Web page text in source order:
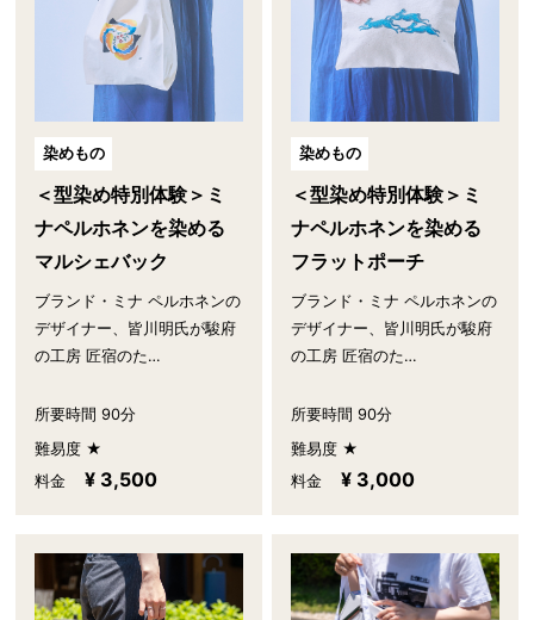
染めもの
＜型染め特別体験＞ミ
ナペルホネンを染める
マルシェバック
ブランド・ミナ ペルホネンの
デザイナー、皆川明氏が駿府
の工房 匠宿のた…
所要時間 90分
難易度 ★
料金
¥ 3,500
染めもの
＜型染め特別体験＞ミ
ナペルホネンを染める
フラットポーチ
ブランド・ミナ ペルホネンの
デザイナー、皆川明氏が駿府
の工房 匠宿のた…
所要時間 90分
難易度 ★
料金
¥ 3,000